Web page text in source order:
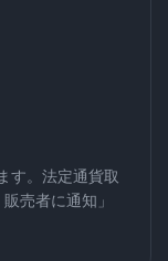
す。法定通貨取
売者に通知」